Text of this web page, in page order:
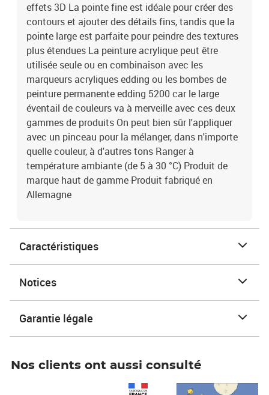
effets 3D La pointe fine est idéale pour créer des
contours et ajouter des détails fins, tandis que la
pointe large est parfaite pour peindre des textures
plus étendues La peinture acrylique peut être
utilisée seule ou en combinaison avec les
marqueurs acryliques edding ou les bombes de
peinture permanente edding 5200 car le large
éventail de couleurs va à merveille avec ces deux
gammes de produits On peut bien sûr l'appliquer
avec un pinceau pour la mélanger, dans n'importe
quelle couleur, à d'autres tons Ranger à
température ambiante (de 5 à 30 °C) Produit de
marque haut de gamme Produit fabriqué en
Allemagne
Caractéristiques
Notices
Garantie légale
Nos clients ont aussi consulté
Prix 7,50€